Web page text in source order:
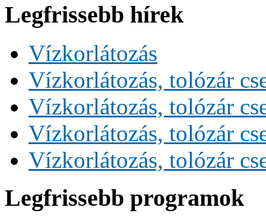
Legfrissebb hírek
Vízkorlátozás
Vízkorlátozás, tolózár
Vízkorlátozás, tolózár
Vízkorlátozás, tolózár
Vízkorlátozás, tolózár
Legfrissebb programok